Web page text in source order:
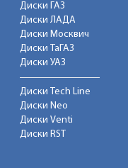
Диски ГАЗ
Диски ЛАДА
Диски Москвич
Диски ТаГАЗ
Диски УАЗ
Диски Tech Line
Диски Neo
Диски Venti
Диски RST